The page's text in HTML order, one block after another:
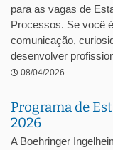
para as vagas de
Processos. Se você
comunicação,
desenvolver
08/04/2026
Programa de
2026
A Boehringer